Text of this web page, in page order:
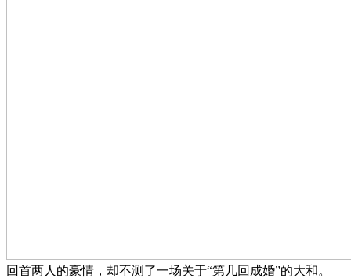
回首两人的豪情，却不测了一场关于“第几回成婚”的大和。